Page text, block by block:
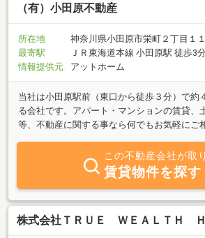
（有）小田原不動産
所在地
神奈川県小田原市栄町２丁目１
最寄駅
ＪＲ東海道本線 小田原駅 徒歩3分
情報提供元
アットホーム
当社は小田原駅前（東口から徒歩３分）で約
る会社です。アパート・マンションの賃貸、
等、不動産に関する事なら何でもお気軽にご
この不動産会社が取
賃貸物件を探す
株式会社ＴＲＵＥ ＷＥＡＬＴＨ Ｈ